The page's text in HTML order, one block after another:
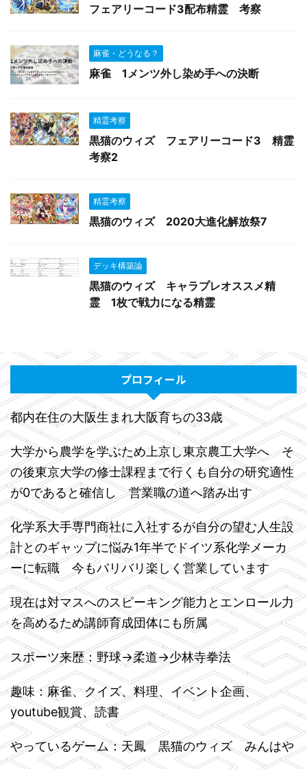
フェアリーコード3配布精霊 考察
麻雀・どうなる？
麻雀 1メンツ外し染め手への決断
精霊考察
黒猫のウィズ フェアリーコード3 精霊
考察2
精霊考察
黒猫のウィズ 2020大進化解放祭7
デッキ構築論
黒猫のウィズ キャラプレオススメ精
霊 1枚で戦力になる精霊
プロフィール
都内在住の大阪生まれ大阪育ちの33歳
大学から農学を学ぶため上京し東京農工大学へ そ
の後東京大学の修士課程まで行くも自分の研究適性
が0であると確信し 営業職の道へ踏み出す
化学系大手専門商社に入社するが自分の望む人生設
計とのギャップに悩み1年半でドイツ系化学メーカ
ーに転職 今もバリバリ楽しく営業しています
現在は対マスへのスピーキング能力とエンロール力
を高めるため講師育成団体にも所属
スポーツ来歴：野球→柔道→少林寺拳法
趣味：麻雀、クイズ、料理、イベント企画、
youtube観賞、読書
やっているゲーム：天鳳 黒猫のウィズ みんはや